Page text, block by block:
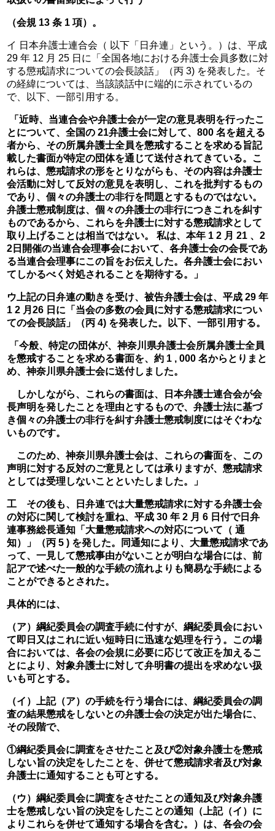
（会規 13 条 1 項）。
イ 日本弁護士連合会（ 以下「日弁連」という。）は、平成
29 年 12 月 25 日に「全国各地における弁護士会員多数に対
する懲戒請求についての会長談話」（丙 3) を発表した。そ
の経緯については、当該談話中に端的に示されているの
で、以下、一部引用する。
「近時、当連合会や弁護士会が一定の意見表明を行ったこ
とについて、全国の 21弁護士会に対して、800 名を超える
者から、その所属弁護士全員を懲戒することを求める旨記
載した書面が特定の団体を通じて送付されてきている。こ
れらは、懲戒請求の形をとりながらも、その内容は弁護士
会活動に対して反対の意見を表明し、これを批判するもの
であり、個々の弁護士の非行を問題とするものではない。
弁護士懲戒制度は、個々の弁護士の非行につきこれを糾す
ものであるから、これらを弁護士に対する懲戒請求として
取り上げることは相当ではない。 私は、本年 1 2 月 21 、2
2日開催の当連合会理事会において、各弁護士会の会長であ
る当連合会理事にこの旨をお伝えした。各弁護士会におい
てしかるべく対処されることを期待する。」
ウ上記の日弁連の動きを受け、被告弁護士会は、平成 29 年
1 2 月26 日に「当会の多数の会員に対する懲戒請求につい
ての会長談話」（丙 4) を発表した。以下、一部引用する。
を懲戒することを求める書面を、約 1 , 000 名からとりまと
め、神奈川県弁護士会に送付しました。
しかしながら、これらの書面は、日本弁護士連合会が会
長声明を発したことを理由とするもので、弁護士法に基づ
き個々の弁護士の非行を糾す弁護士懲戒制度にはそぐわな
いものです。
このため、神奈川県弁護士会は、これらの書面を、この
声明に対する反対のご意見としては承りますが、懲戒請求
としては受理しないことといたしました。」
工　その後も、日弁連では大量懲戒請求に対する弁護士会
の対応に関して検討を重ね、平成 30 年 2 月 6 日付で日弁
連事務総長通知「大量懲戒請求への対応について（ 通
知）」（丙 5 ) を発した。同通知により、大量懲戒請求であ
って、一見して懲戒事由がないことが明白な場合には、前
記アで述べた一般的な手続の流れよりも簡易な手続による
ことができるとされた。
具体的には、
（ア）綱紀委員会の調査手続に付すが、綱紀委員会におい
て即日又はこれに近い短時日に迅速な処理を行う。この場
合においては、各会の会規に必要に応じて改正を加えるこ
とにより、対象弁護士に対して弁明書の提出を求めない扱
いも可とする。
（イ）上記（ア）の手続を行う場合には、綱紀委員会の調
査の結果懲戒をしないとの弁護士会の決定が出た場合に、
その段階で、
①綱紀委員会に調査をさせたこと及び②対象弁護士を懲戒
しない旨の決定をしたことを、併せて懲戒請求者及び対象
弁護士に通知することも可とする。
（ウ）綱紀委員会に調査をさせたことの通知及び対象弁護
士を懲戒しない旨の決定をしたことの通知（上記（イ）に
よりこれらを併せて通知する場合を含む。）は、各会の会